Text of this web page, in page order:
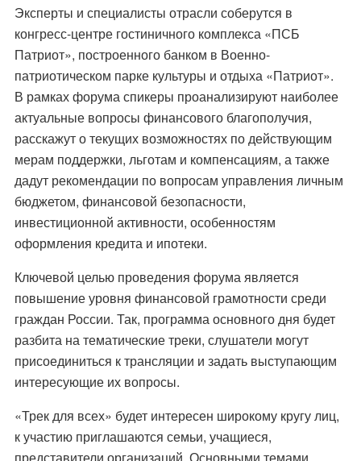
Эксперты и специалисты отрасли соберутся в
конгресс-центре гостиничного комплекса «ПСБ
Патриот», построенного банком в Военно-
патриотическом парке культуры и отдыха «Патриот».
В рамках форума спикеры проанализируют наиболее
актуальные вопросы финансового благополучия,
расскажут о текущих возможностях по действующим
мерам поддержки, льготам и компенсациям, а также
дадут рекомендации по вопросам управления личным
бюджетом, финансовой безопасности,
инвестиционной активности, особенностям
оформления кредита и ипотеки.
Ключевой целью проведения форума является
повышение уровня финансовой грамотности среди
граждан России. Так, программа основного дня будет
разбита на тематические треки, слушатели могут
присоединиться к трансляции и задать выступающим
интересующие их вопросы.
«Трек для всех» будет интересен широкому кругу лиц,
к участию приглашаются семьи, учащиеся,